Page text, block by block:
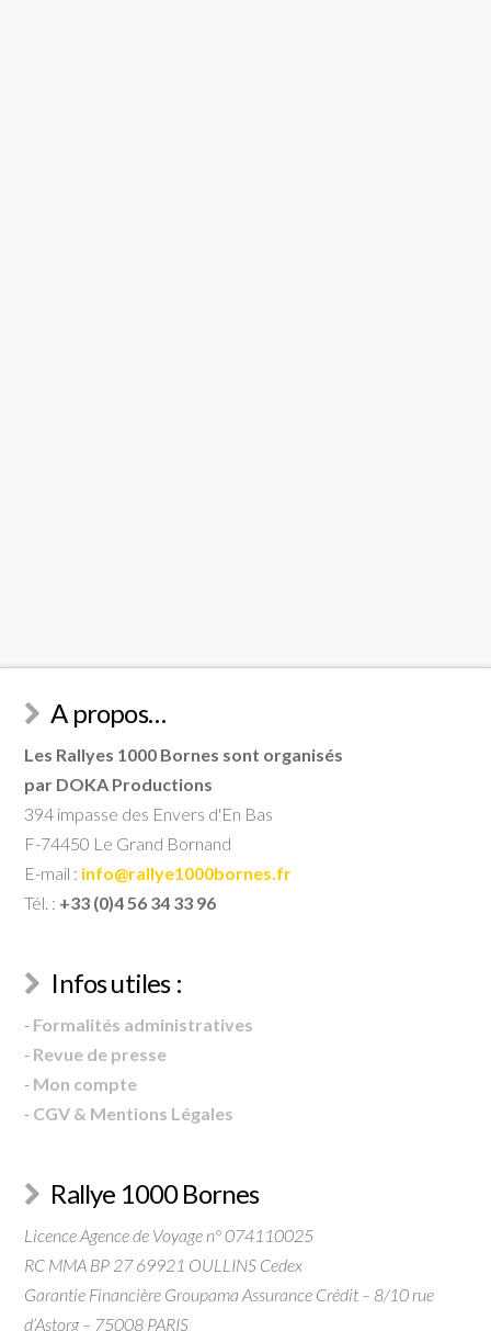
A propos…
Les Rallyes 1000 Bornes sont organisés
par DOKA Productions
394 impasse des Envers d'En Bas
F-74450 Le Grand Bornand
E-mail : info@rallye1000bornes.fr
Tél. : +33 (0)4 56 34 33 96
Infos utiles :
- Formalités administratives
- Revue de presse
- Mon compte
- CGV & Mentions Légales
Rallye 1000 Bornes
Licence Agence de Voyage n° 074110025
RC MMA BP 27 69921 OULLINS Cedex
Garantie Financière Groupama Assurance Crédit – 8/10 rue
d’Astorg – 75008 PARIS